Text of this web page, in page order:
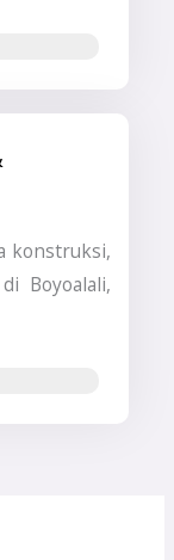
konstruksi,
Boyoalali,